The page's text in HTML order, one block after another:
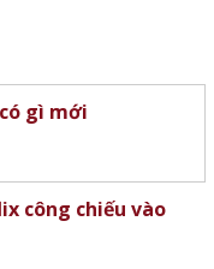
gì mới
công chiếu vào